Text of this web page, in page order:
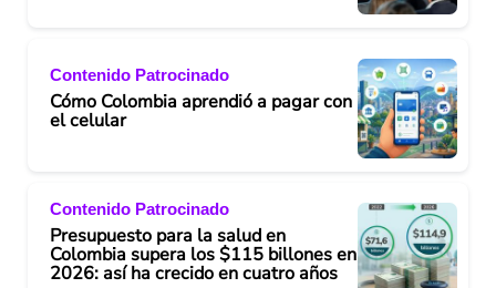
Contenido Patrocinado
Cómo Colombia aprendió a pagar con
el celular
Contenido Patrocinado
Presupuesto para la salud en
Colombia supera los $115 billones en
2026: así ha crecido en cuatro años